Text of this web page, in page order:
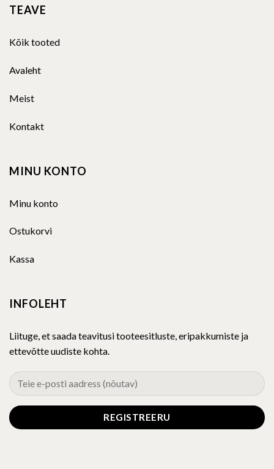
TEAVE
Kõik tooted
Avaleht
Meist
Kontakt
MINU KONTO
Minu konto
Ostukorvi
Kassa
INFOLEHT
Liituge, et saada teavitusi tooteesitluste, eripakkumiste ja
ettevõtte uudiste kohta.